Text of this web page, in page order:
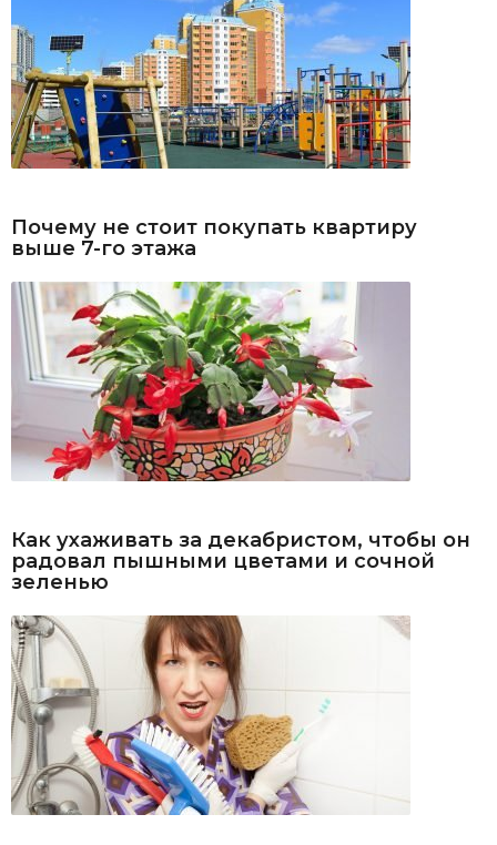
Почему не стоит покупать квартиру
выше 7-го этажа
Как ухаживать за декабристом, чтобы он
радовал пышными цветами и сочной
зеленью